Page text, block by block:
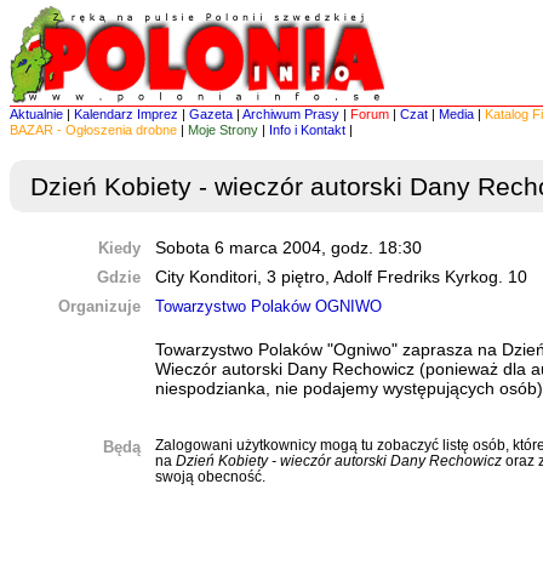
Aktualnie | Kalendarz Imprez | Gazeta | Archiwum Prasy | Forum | Czat | Media | Katalog
BAZAR - Ogłoszenia drobne | Moje Strony | Info i Kontakt |
Dzień Kobiety - wieczór autorski Dany
Kiedy
Sobota 6 marca 2004, godz. 18:30
Gdzie
City Konditori, 3 piętro, Adolf Fredriks Kyrkog. 10
Organizuje
Towarzystwo Polaków OGNIWO
Towarzystwo Polaków "Ogniwo" zaprasza na
Wieczór autorski Dany Rechowicz (ponieważ dla
niespodzianka, nie podajemy występujących
Będą
Zalogowani użytkownicy mogą tu zobaczyć listę osób,
na Dzień Kobiety - wieczór autorski Dany Rechowicz oraz
swoją obecność.